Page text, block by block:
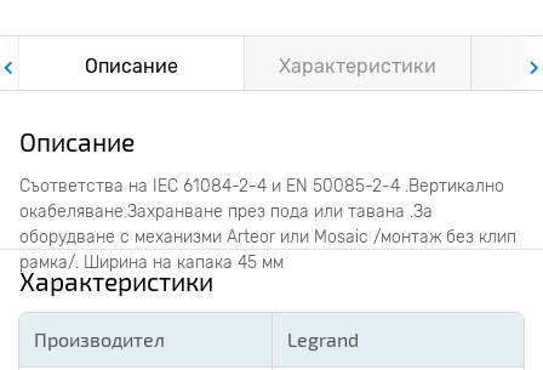
Описание Характеристики
Описание
Съответства на IEC 61084-2-4 и EN 50085-2-4 .Вертикално
окабеляване.Захранване през пода или тавана .За
оборудване с механизми Arteor или Mosaic /монтаж без клип
рамка/. Ширина на капака 45 мм
Характеристики
Производител Legrand